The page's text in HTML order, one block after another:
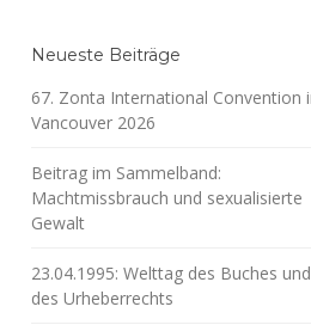
Neueste Beiträge
67. Zonta International Convention
Vancouver 2026
Beitrag im Sammelband:
Machtmissbrauch und sexualisierte
Gewalt
23.04.1995: Welttag des Buches und
des Urheberrechts